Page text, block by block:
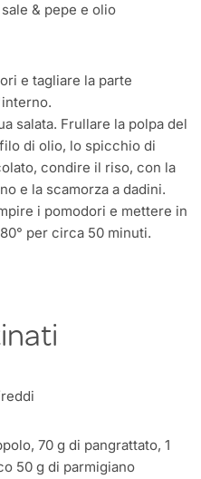
& pepe e olio
e tagliare la parte
salata. Frullare la polpa del
di olio, lo spicchio di
condire il riso, con la
e la scamorza a dadini.
i pomodori e mettere in
per circa 50 minuti.
70 g di pangrattato, 1
50 g di parmigiano